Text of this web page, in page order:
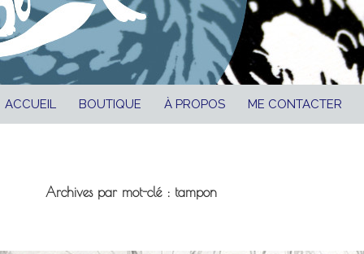
ACCUEIL BOUTIQUE À PROPOS ME CONTACTER
Archives par mot-clé : tampon